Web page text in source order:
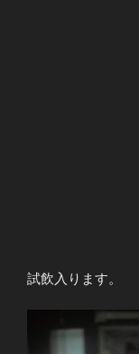
試飲入ります。